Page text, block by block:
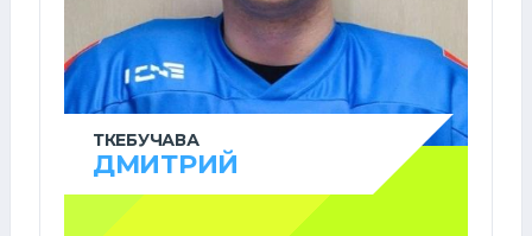
ТКЕБУЧАВА
ДМИТРИЙ